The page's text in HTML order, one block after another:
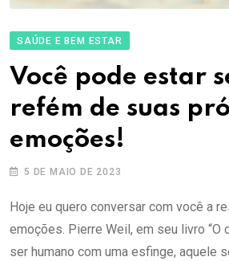
SAÚDE E BEM ESTAR
Você pode estar
refém de suas
emoções!
5 DE MAIO DE 2023
Hoje eu quero conversar com você a
emoções. Pierre Weil, em seu livro “O
ser humano com uma esfinge, aquele